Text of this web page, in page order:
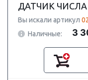
ДАТЧИК ЧИСЛА
Вы искали артикул
Наличные:
3